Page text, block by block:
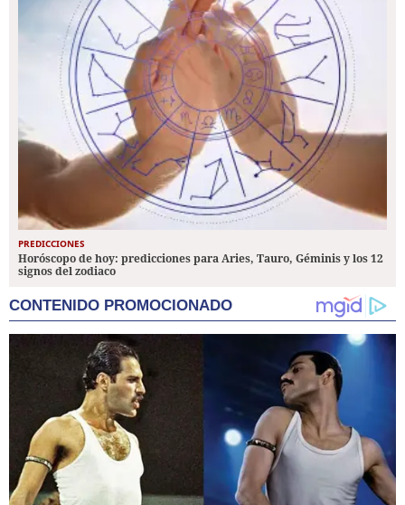
PREDICCIONES
Horóscopo de hoy: predicciones para Aries, Tauro, Géminis y los 12
signos del zodiaco
CONTENIDO PROMOCIONADO